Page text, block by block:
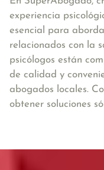
experiencia
esencial para
relacionados con la
psicólogos están
de calidad y
abogados locales.
obtener soluciones